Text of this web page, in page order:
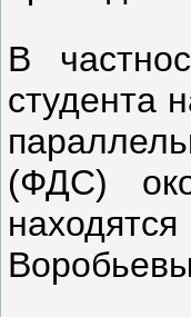
В
студента
(ФДС)